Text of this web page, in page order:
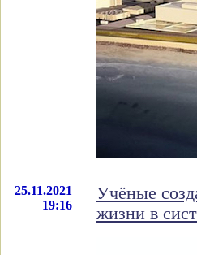
25.11.2021
19:16
Учёные
жизни в